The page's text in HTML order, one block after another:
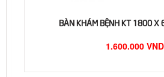
BÀN KHÁM BỆNH KT 1800 X
1.600.000 VND